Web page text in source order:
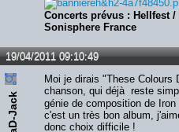
Concerts prévus : Hellfest
Sonisphere France
19/04/2011 09:10:49
MaD-Jack
Moi je dirais "These Colours
chanson, qui déjà reste
génie de composition de Iron
c'est un très bon album,
donc choix difficile !